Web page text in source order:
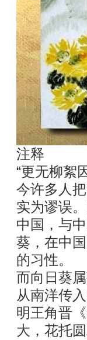
注释
“更无柳絮
今许多人
实为谬误
中国，与
葵，在中
的习性。
而向日葵
从南洋传
明王角晋
大，花托